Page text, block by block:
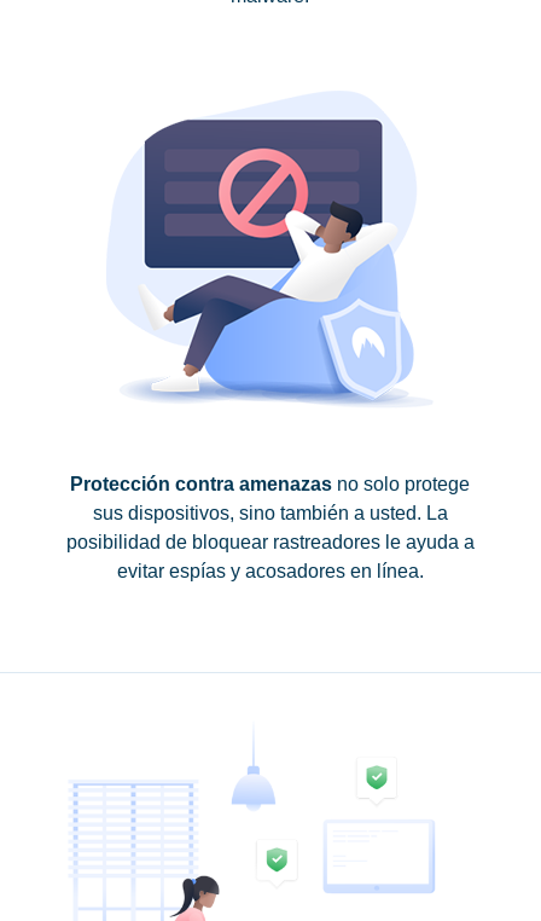
Protección contra amenazas no solo protege
sus dispositivos, sino también a usted. La
posibilidad de bloquear rastreadores le ayuda a
evitar espías y acosadores en línea.